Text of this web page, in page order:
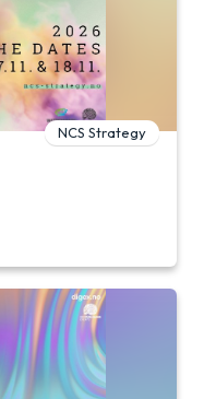
NCS Strategy